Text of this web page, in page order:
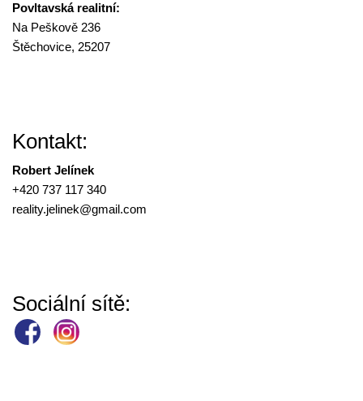
Povltavská realitní:
Na Peškově 236
Štěchovice, 25207
Kontakt:
Robert Jelínek
+420 737 117 340
reality.jelinek@gmail.com
Sociální sítě: